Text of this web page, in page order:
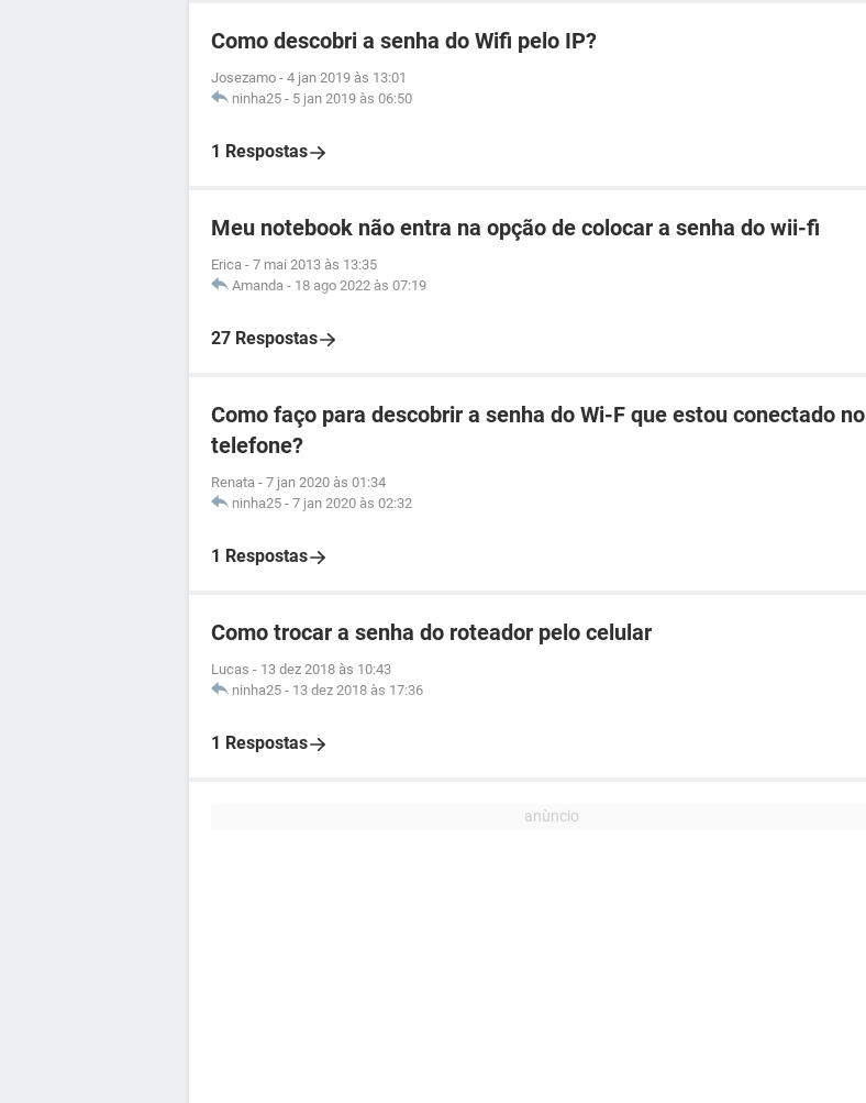
Como descobri a senha do Wifi pelo IP?
Josezamo - 4 jan 2019 às 13:01
ninha25 - 5 jan 2019 às 06:50
1 Respostas
Meu notebook não entra na opção de colocar a senha do wii-fi
Erica - 7 mai 2013 às 13:35
Amanda - 18 ago 2022 às 07:19
27 Respostas
Como faço para descobrir a senha do Wi-F que estou conectado no
telefone?
Renata - 7 jan 2020 às 01:34
ninha25 - 7 jan 2020 às 02:32
1 Respostas
Como trocar a senha do roteador pelo celular
Lucas - 13 dez 2018 às 10:43
ninha25 - 13 dez 2018 às 17:36
1 Respostas